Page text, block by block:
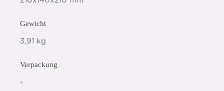
Gewicht
3,91 kg
Verpackung
-